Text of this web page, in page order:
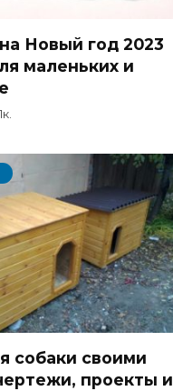
Новый год 2023
маленьких и
собаки своими
проекты и